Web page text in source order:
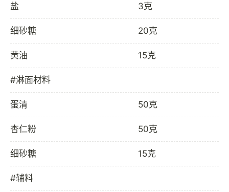
盐 3克
细砂糖 20克
黄油 15克
#淋面材料
蛋清 50克
杏仁粉 50克
细砂糖 15克
#辅料